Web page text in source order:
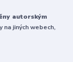
autorským
jiných webech,